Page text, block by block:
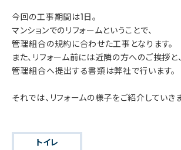
今回の工事期間は1日。
マンションでのリフォームということで、
管理組合の規約に合わせた工事となります。
また、リフォーム前には近隣の方へのご挨拶と、
管理組合へ提出する書類は弊社で行います。
それでは、リフォームの様子をご紹介していきま
トイレ